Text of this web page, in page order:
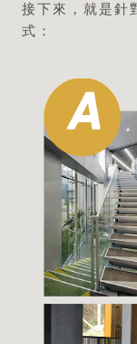
接下來，就是針
式：